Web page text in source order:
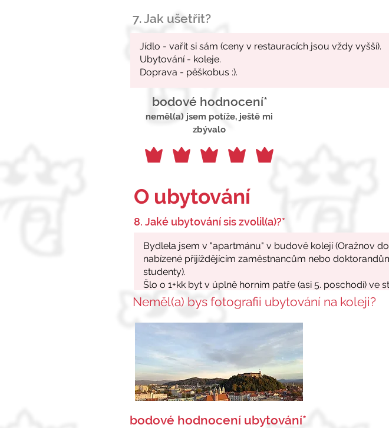
7. Jak ušetřit?
bodové hodnocení*
neměl(a) jsem potíže, ještě mi
zbývalo
O ubytování
8. Jaké ubytování sis zvolil(a)?*
Neměl(a) bys fotografii ubytování na koleji?
bodové hodnocení ubytování*